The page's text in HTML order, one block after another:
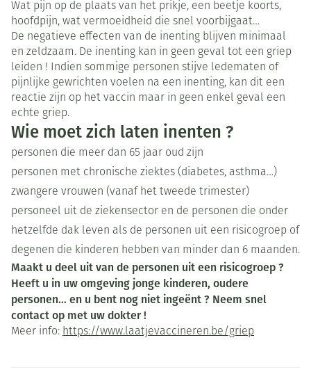
Wat pijn op de plaats van het prikje, een beetje koorts,
hoofdpijn, wat vermoeidheid die snel voorbijgaat…
De negatieve effecten van de inenting blijven minimaal
en zeldzaam. De inenting kan in geen geval tot een griep
leiden ! Indien sommige personen stijve ledematen of
pijnlijke gewrichten voelen na een inenting, kan dit een
reactie zijn op het vaccin maar in geen enkel geval een
echte griep.
Wie moet zich laten inenten ?
personen die meer dan 65 jaar oud zijn
personen met chronische ziektes (diabetes, asthma…)
zwangere vrouwen (vanaf het tweede trimester)
personeel uit de ziekensector en de personen die onder
hetzelfde dak leven als de personen uit een risicogroep of
degenen die kinderen hebben van minder dan 6 maanden.
Maakt u deel uit van de personen uit een risicogroep ?
Heeft u in uw omgeving jonge kinderen, oudere
personen… en u bent nog niet ingeënt ? Neem snel
contact op met uw dokter !
Meer info: https://www.laatjevaccineren.be/griep